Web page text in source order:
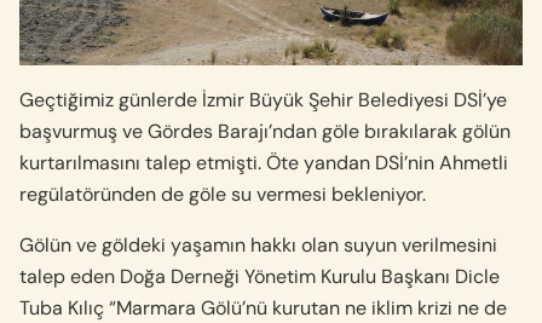
Geçtiğimiz günlerde İzmir Büyük Şehir Belediyesi DSİ’ye
başvurmuş ve Gördes Barajı’ndan göle bırakılarak gölün
kurtarılmasını talep etmişti. Öte yandan DSİ’nin Ahmetli
regülatöründen de göle su vermesi bekleniyor.
Gölün ve göldeki yaşamın hakkı olan suyun verilmesini
talep eden Doğa Derneği Yönetim Kurulu Başkanı Dicle
Tuba Kılıç “Marmara Gölü’nü kurutan ne iklim krizi ne de